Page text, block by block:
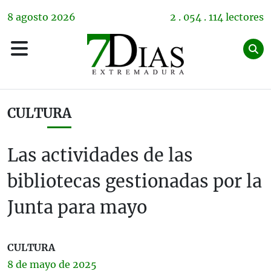
8 agosto 2026 2 . 054 . 114 lectores
CULTURA
Las actividades de las
bibliotecas gestionadas por la
Junta para mayo
CULTURA
8 de mayo de 2025